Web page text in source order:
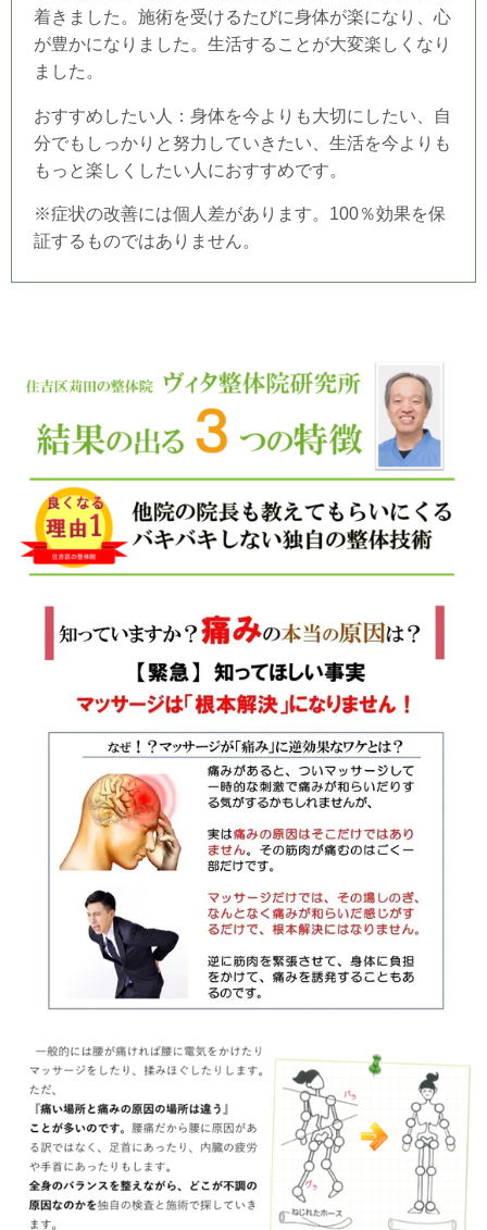
着きました。 施術を受けるたびに身体が楽になり、心
が豊かになりました。生活することが大変楽しくなり
ました。
おすすめしたい人：身体を今よりも大切にしたい、自
分でもしっかりと努力していきたい、生活を今よりも
もっと楽しくしたい人におすすめです。
※症状の改善には個人差があります。100％効果を保
証するものではありません。